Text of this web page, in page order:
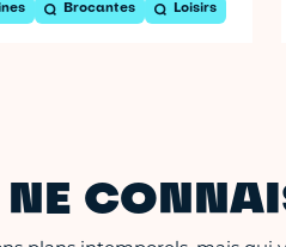
Brocantes Loisirs